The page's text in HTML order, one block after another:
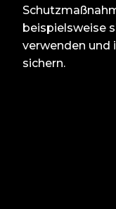
beispielsweise
verwenden und
sichern.